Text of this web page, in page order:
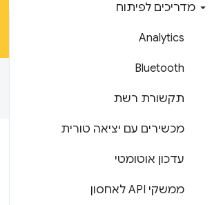
מדריכים לפיתוח
Analytics
Bluetooth
תקשורת רשת
מכשירים עם יציאה טורית
עדכון אוטומטי
ממשקי API לאחסון